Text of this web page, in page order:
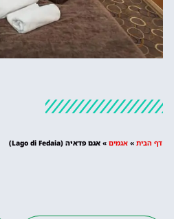
מלונות
מומלץ?
דף הבית » אגמים » אגם פדאיה (Lago di Fedaia)